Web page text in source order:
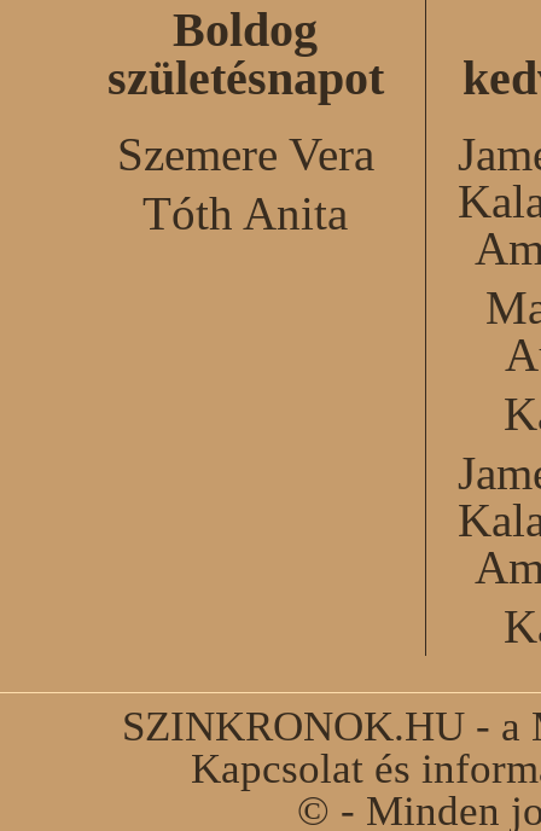
Boldog
születésnapot
Szemere Vera
Tóth Anita
SZINKRONOK.HU - a
Kapcsolat és
© - Minden